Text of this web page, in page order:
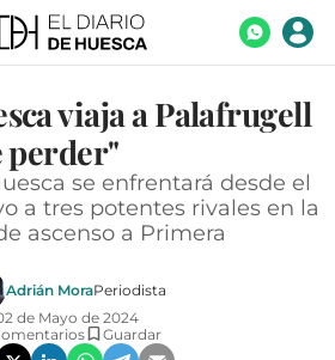
viaja a Palafrugell
perder"
se enfrentará desde el
a tres potentes rivales en la
ascenso a Primera
Adrián MoraPeriodista
de Mayo de 2024
Guardar